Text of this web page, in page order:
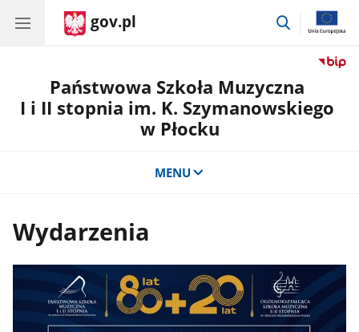
gov.pl
przejdź
Państwowa Szkoła Muzyczna
I i II stopnia im. K. Szymanowskiego
w Płocku
MENU
Wydarzenia